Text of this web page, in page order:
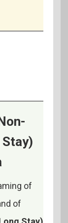
of
of